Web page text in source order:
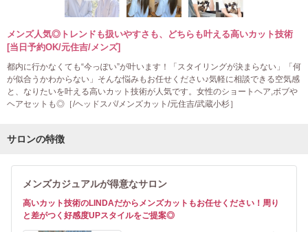
メンズ人気◎トレンドも扱いやすさも、どちらも叶える高いカット技術
[当日予約OK/元住吉/メンズ]
都内に行かなくても“今っぽい”が叶います！「スタイリングが決まらない」「何
が似合うかわからない」そんな悩みもお任せください♪気軽に相談できる空気感
と、なりたいを叶える高いカット技術が人気です。女性のショートヘア,ボブや
ヘアセットも◎［/ヘッドスパ/メンズカット/元住吉/武蔵小杉］
サロンの特徴
メンズカジュアルが得意なサロン
高いカット技術のLINDAだからメンズカットもお任せください！周り
と差がつく好感度UPスタイルをご提案◎